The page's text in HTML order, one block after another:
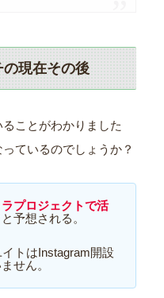
現在その後
ことがわかりました
ているのでしょうか？
プロジェクトで活
と予想される。
トはInstagram開設
せん。